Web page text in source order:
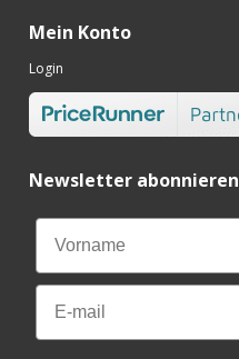
Mein Konto
Login
Newsletter abonnieren
Email